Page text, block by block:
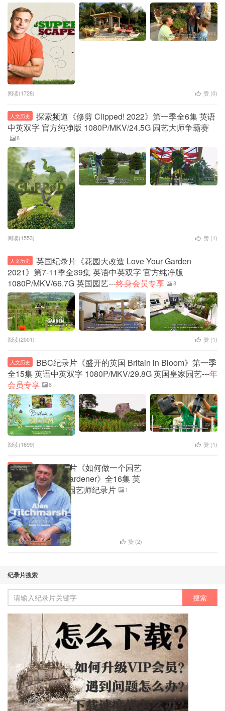
阅读(1728) 赞 (0)
人文历史
探索频道《修剪 Clipped! 2022》第一季全6集 英语
中英双字 官方纯净版 1080P/MKV/24.5G 园艺大师争霸赛
8
阅读(1553) 赞 (1)
人文历史
英国纪录片《花园大改造 Love Your Garden
2021》第7-11季全39集 英语中英双字 官方纯净版
1080P/MKV/66.7G 英国园艺---终身会员专享 8
阅读(2001) 赞 (1)
人文历史
BBC纪录片《盛开的英国 Britain in Bloom》第一季
全15集 英语中英双字 1080P/MKV/29.8G 英国皇家园艺---年
会员专享
8
阅读(1699) 赞 (1)
人文历史
BBC纪录片《如何做一个园艺
师 How to Be a Gardener》全16集 英
语无字 普通标清 园艺师纪录片
1
阅读(3202) 赞 (2)
纪录片搜索